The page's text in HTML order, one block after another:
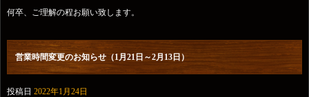
何卒、ご理解の程お願い致します。
営業時間変更のお知らせ（1月21日～2月13日）
投稿日 2022年1月24日